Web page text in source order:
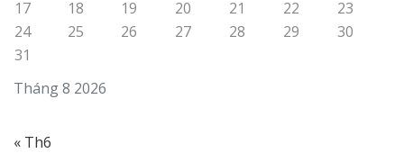
Tháng 8 2026
17
18 19 20 21 22
23
24
25 26 27 28 29
30
31
« Th6